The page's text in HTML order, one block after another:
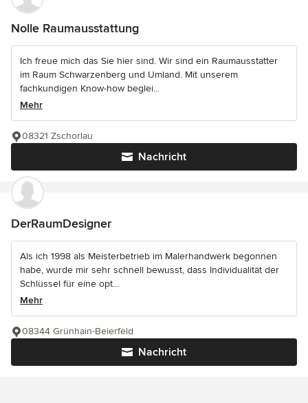
Nolle Raumausstattung
Ich freue mich das Sie hier sind. Wir sind ein Raumausstatter
im Raum Schwarzenberg und Umland. Mit unserem
fachkundigen Know-how beglei...
Mehr
Nachricht
08321 Zschorlau
DerRaumDesigner
Als ich 1998 als Meisterbetrieb im Malerhandwerk begonnen
habe, wurde mir sehr schnell bewusst, dass Individualität der
Schlüssel für eine opt...
Mehr
Nachricht
08344 Grünhain-Beierfeld